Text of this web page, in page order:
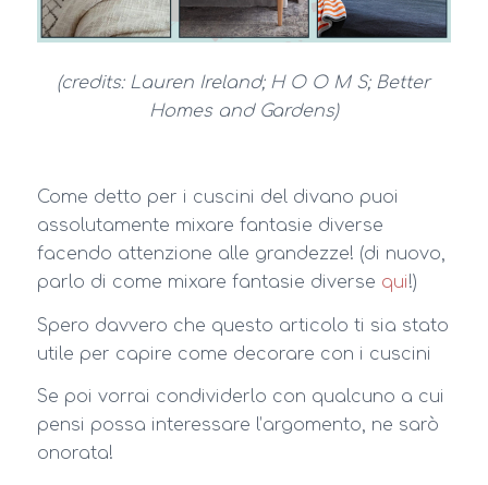
(credits: Lauren Ireland; H O O M S; Better
Homes and Gardens)
Come detto per i cuscini del divano puoi
assolutamente mixare fantasie diverse
facendo attenzione alle grandezze! (di nuovo,
parlo di come mixare fantasie diverse qui!)
Spero davvero che questo articolo ti sia stato
utile per capire come decorare con i cuscini
Se poi vorrai condividerlo con qualcuno a cui
pensi possa interessare l’argomento, ne sarò
onorata!